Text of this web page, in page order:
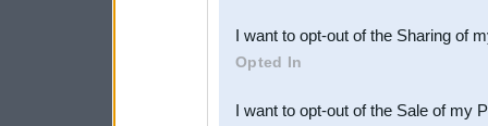
Downstream Participants
third parties.
I want to opt-out of the Sharing of
Opted In
I want to opt-out of the Sale of my